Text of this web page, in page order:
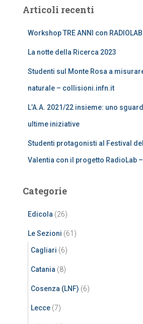
Articoli recenti
Workshop TRE ANNI con
La notte della Ricerca 2023
Studenti sul Monte Rosa a
naturale – collisioni.infn.it
L’A.A. 2021/22 insieme: uno
ultime iniziative
Studenti protagonisti al Festival
Valentia con il progetto RadioLab
Categorie
Edicola (26)
Le Sezioni (61)
Cagliari (6)
Catania (8)
Cosenza (LNF) (6)
Lecce (7)